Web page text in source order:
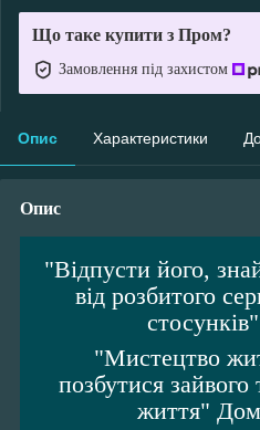
Що таке купити з Пром?
Замовлення під захистом
Опис Характеристики
Опис
"Відпусти його,
від розбитого
"Мистецтво
позбутися зайвого
життя"